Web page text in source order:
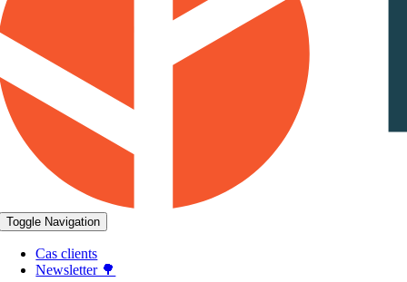
Toggle Navigation
Cas clients
Newsletter 🌳